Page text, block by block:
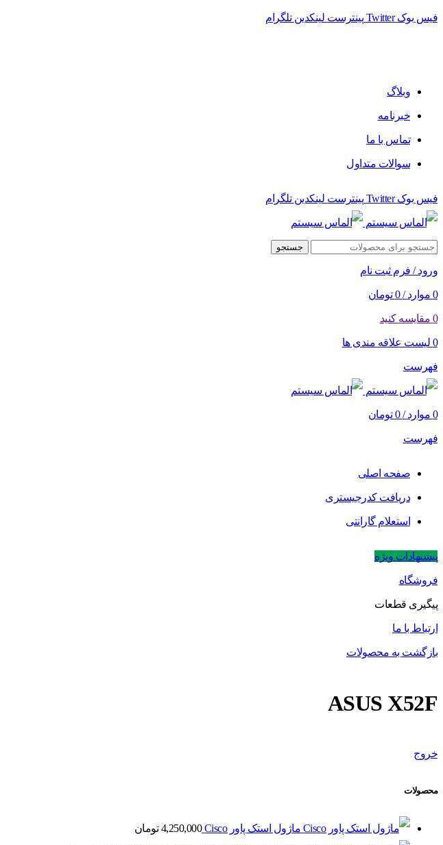
فیس بوک Twitter پینترست لینکدین تلگرام
وبلاگ
خبرنامه
تماس با ما
سوالات متداول
فیس بوک Twitter پینترست لینکدین تلگرام
جستجو
ورود / فرم ثبت نام
0 موارد /
0 تومان
0 مقایسه کنید
0 لیست علاقه مندی ها
فهرست
0 موارد /
0 تومان
فهرست
صفحه اصلی
دریافت کدرجیستری
استعلام گارانتی
پیشنهادات ویژه
فروشگاه
پیگیری قطعات
ارتباط با ما
بازگشت به محصولات
ASUS X52F
خروج
محصولات
ماژول استک پاور Cisco 4,250,000 تومان